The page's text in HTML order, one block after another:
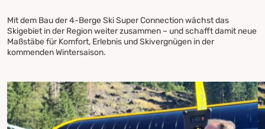
Mit dem Bau der 4-Berge Ski Super Connection wächst das
Skigebiet in der Region weiter zusammen – und schafft damit neue
Maßstäbe für Komfort, Erlebnis und Skivergnügen in der
kommenden Wintersaison.